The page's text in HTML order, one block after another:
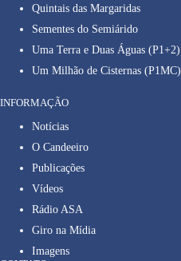
Quintais das Margaridas
Sementes do Semiárido
Uma Terra e Duas Águas (P1+2)
Um Milhão de Cisternas (P1MC)
INFORMAÇÃO
Notícias
O Candeeiro
Publicações
Vídeos
Rádio ASA
Giro na Mídia
Imagens